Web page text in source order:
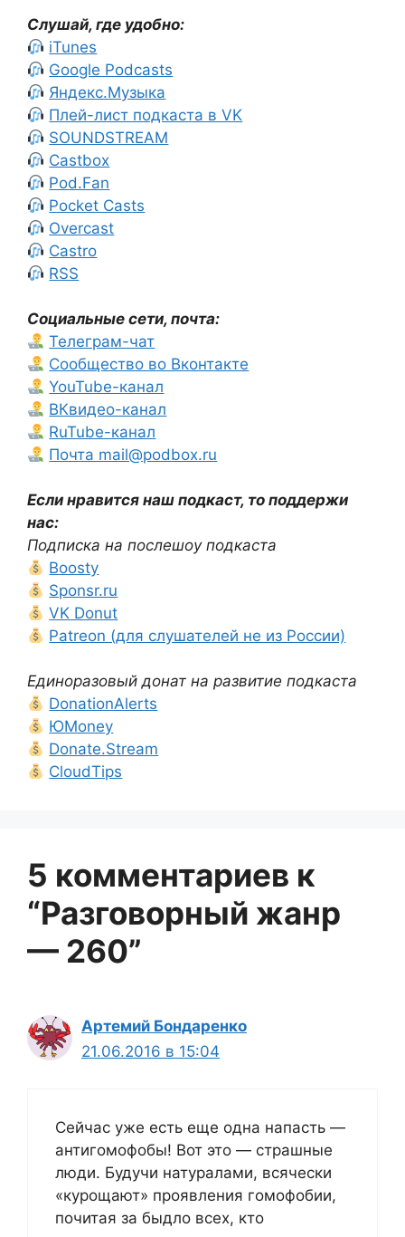
Слушай, где удобно:
iTunes
Google Podcasts
Яндекс.Музыка
Плей-лист подкаста в VK
SOUNDSTREAM
Castbox
Pod.Fan
Pocket Casts
Overcast
Castro
RSS
Социальные сети, почта:
Телеграм-чат
Сообщество во Вконтакте
YouTube-канал
ВКвидео-канал
RuTube-канал
Почта mail@podbox.ru
Если нравится наш подкаст, то поддержи
нас:
Подписка на послешоу подкаста
Boosty
Sponsr.ru
VK Donut
Patreon (для слушателей не из России)
Единоразовый донат на развитие подкаста
DonationAlerts
ЮMoney
Donate.Stream
CloudTips
5 комментариев к
“Разговорный жанр
— 260”
Артемий Бондаренко
21.06.2016 в 15:04
Сейчас уже есть еще одна напасть —
антигомофобы! Вот это — страшные
люди. Будучи натуралами, всячески
«курощают» проявления гомофобии,
почитая за быдло всех, кто